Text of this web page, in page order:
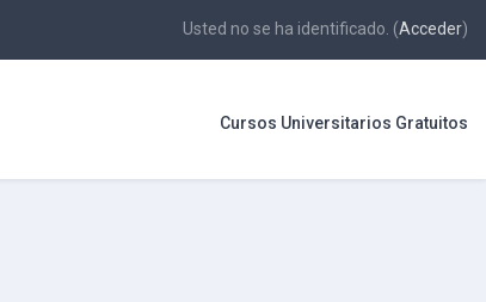
Usted no se ha identificado. (Acceder)
Cursos Universitarios Gratuitos